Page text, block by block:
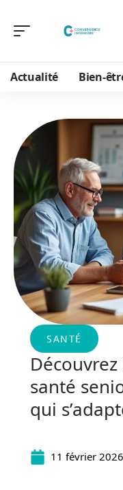
Actualité Bien-
SANTÉ
santé
qui
11 février 2026